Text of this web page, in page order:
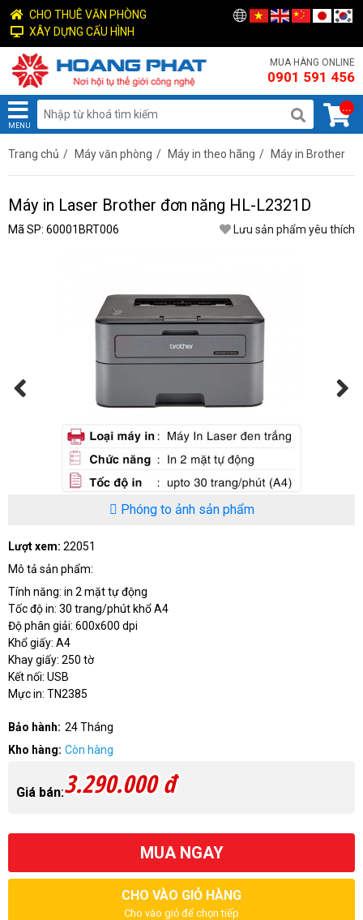
CHO THUÊ VĂN PHÒNG
XÂY DỰNG CẤU HÌNH
MUA HÀNG ONLINE
0901 591 456
MENU
...
Trang chủ / Máy văn phòng / Máy in theo hãng / Máy in Brother
Máy in Laser Brother đơn năng HL-L2321D
Mã SP: 60001BRT006 Lưu sản phẩm yêu thích
Phóng to ảnh sản phẩm
Lượt xem: 22051
Mô tả sản phẩm:
Tính năng: in 2 mặt tự động
Tốc độ in: 30 trang/phút khổ A4
Độ phân giải: 600x600 dpi
Khổ giấy: A4
Khay giấy: 250 tờ
Kết nối: USB
Mực in: TN2385
Bảo hành: 24 Tháng
Kho hàng: Còn hàng
Giá bán:3.290.000 đ
MUA NGAY
CHO VÀO GIỎ HÀNG
Cho vào giỏ để chọn tiếp